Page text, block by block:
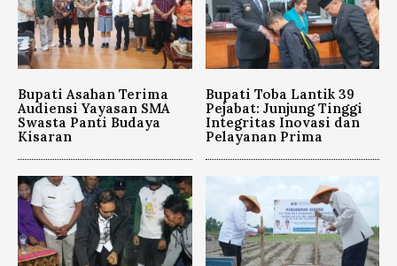
Bupati Asahan Terima
Audiensi Yayasan SMA
Swasta Panti Budaya
Kisaran
Bupati Toba Lantik 39
Pejabat: Junjung Tinggi
Integritas Inovasi dan
Pelayanan Prima